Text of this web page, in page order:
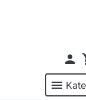

menu